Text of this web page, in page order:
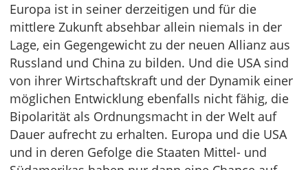
Europa ist in seiner derzeitigen und für die
mittlere Zukunft absehbar allein niemals in der
Lage, ein Gegengewicht zu der neuen Allianz aus
Russland und China zu bilden. Und die USA sind
von ihrer Wirtschaftskraft und der Dynamik einer
möglichen Entwicklung ebenfalls nicht fähig, die
Bipolarität als Ordnungsmacht in der Welt auf
Dauer aufrecht zu erhalten. Europa und die USA
und in deren Gefolge die Staaten Mittel- und